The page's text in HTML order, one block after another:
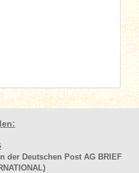
der Deutschen Post AG BRIEF